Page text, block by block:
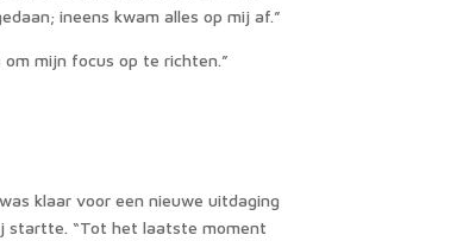
ineens kwam alles op mij af.”
mijn focus op te richten.”
klaar voor een nieuwe uitdaging
startte. “Tot het laatste moment